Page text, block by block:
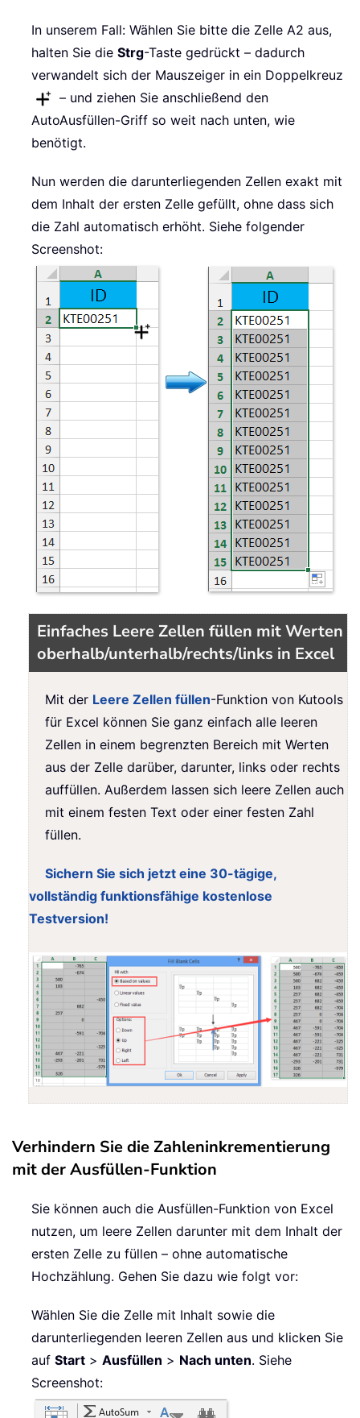
In unserem Fall: Wählen Sie bitte die Zelle A2 aus,
halten Sie die Strg-Taste gedrückt – dadurch
verwandelt sich der Mauszeiger in ein Doppelkreuz
– und ziehen Sie anschließend den
AutoAusfüllen-Griff so weit nach unten, wie
benötigt.
Nun werden die darunterliegenden Zellen exakt mit
dem Inhalt der ersten Zelle gefüllt, ohne dass sich
die Zahl automatisch erhöht. Siehe folgender
Screenshot:
Einfaches Leere Zellen füllen mit Werten
oberhalb/unterhalb/rechts/links in Excel
Mit der Leere Zellen füllen-Funktion von Kutools
für Excel können Sie ganz einfach alle leeren
Zellen in einem begrenzten Bereich mit Werten
aus der Zelle darüber, darunter, links oder rechts
auffüllen. Außerdem lassen sich leere Zellen auch
mit einem festen Text oder einer festen Zahl
füllen.
Sichern Sie sich jetzt eine 30-tägige,
vollständig funktionsfähige kostenlose
Testversion!
Verhindern Sie die Zahleninkrementierung
mit der Ausfüllen-Funktion
Sie können auch die Ausfüllen-Funktion von Excel
nutzen, um leere Zellen darunter mit dem Inhalt der
ersten Zelle zu füllen – ohne automatische
Hochzählung. Gehen Sie dazu wie folgt vor:
Wählen Sie die Zelle mit Inhalt sowie die
darunterliegenden leeren Zellen aus und klicken Sie
auf Start > Ausfüllen > Nach unten. Siehe
Screenshot: